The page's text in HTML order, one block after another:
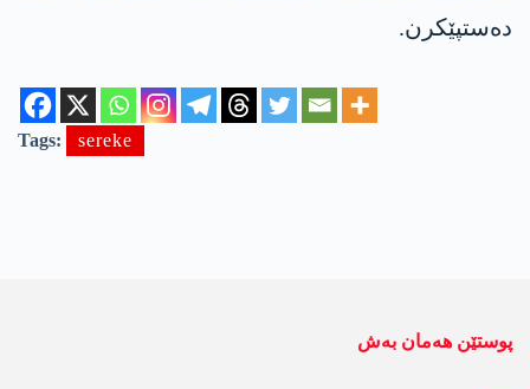
دەستپێکرن.
Tags: sereke
پوستێن ھەمان بەش